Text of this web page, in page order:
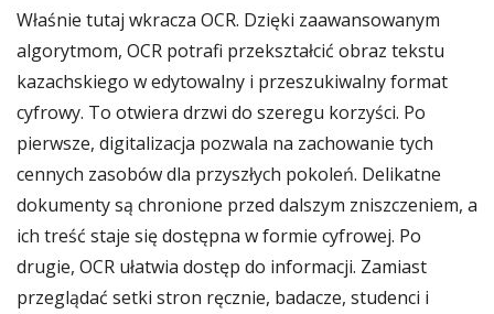
Właśnie tutaj wkracza OCR. Dzięki zaawansowanym
algorytmom, OCR potrafi przekształcić obraz tekstu
kazachskiego w edytowalny i przeszukiwalny format
cyfrowy. To otwiera drzwi do szeregu korzyści. Po
pierwsze, digitalizacja pozwala na zachowanie tych
cennych zasobów dla przyszłych pokoleń. Delikatne
dokumenty są chronione przed dalszym zniszczeniem, a
ich treść staje się dostępna w formie cyfrowej. Po
drugie, OCR ułatwia dostęp do informacji. Zamiast
przeglądać setki stron ręcznie, badacze, studenci i